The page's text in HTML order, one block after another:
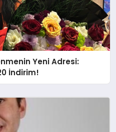
Yeni Adresi:
İndirim!